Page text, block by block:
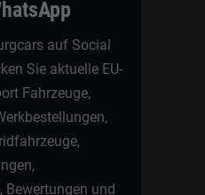
auf Social
Sie aktuelle EU-
Fahrzeuge,
Bewertungen und